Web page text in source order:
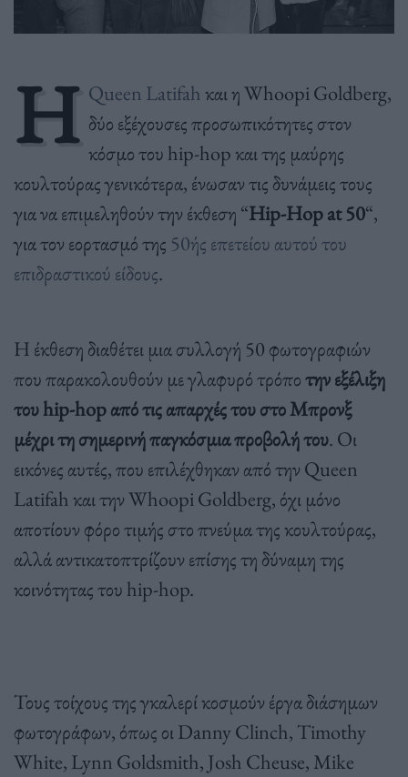
Η Queen Latifahκαι η Whoopi Goldberg,
δύο εξέχουσες προσωπικότητες στον
κόσμο του hip-hop και της μαύρης
κουλτούρας γενικότερα, ένωσαν τις δυνάμεις τους
για να επιμεληθούν την έκθεση “Hip-Hop at 50“,
για τον εορτασμό της 50ής επετείου αυτού του
επιδραστικού είδους.
Η έκθεση διαθέτει μια συλλογή 50 φωτογραφιών
που παρακολουθούν με γλαφυρό τρόποτην εξέλιξη
του hip-hop από τις απαρχές του στο Μπρονξ
μέχρι τη σημερινή παγκόσμια προβολή του. Οι
εικόνες αυτές, που επιλέχθηκαν από την Queen
Latifah και την Whoopi Goldberg, όχι μόνο
αποτίουν φόρο τιμής στο πνεύμα της κουλτούρας,
αλλά αντικατοπτρίζουν επίσης τη δύναμη της
κοινότητας του hip-hop.
Τους τοίχους της γκαλερί κοσμούν έργα διάσημων
φωτογράφων, όπως οι Danny Clinch, Timothy
White, Lynn Goldsmith, Josh Cheuse, Mike